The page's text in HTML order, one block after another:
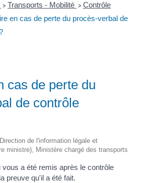
> Transports - Mobilité > Contrôle
en cas de perte du procès-verbal de
cas de perte du
de contrôle
de l'information légale et
ministre), Ministère chargé des transports
vous a été remis après le contrôle
preuve qu'il a été fait.